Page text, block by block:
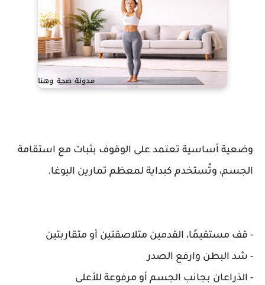
وضعية أساسية تعتمد على الوقوف بثبات مع استقامة
الجسم، وتُستخدم كبداية لمعظم تمارين اليوغا.
- قف مستقيمًا، القدمين متلاصقتين أو متقاربتين
- شد البطن وارفع الصدر
- الذراعان بجانب الجسم أو مرفوعة للأعلى